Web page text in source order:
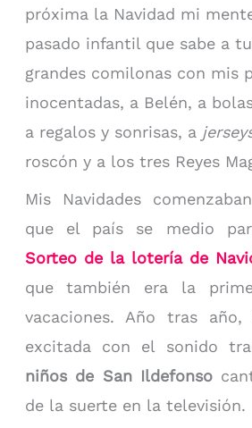
próxima la Navidad mi
pasado infantil que sabe a
grandes comilonas con mis
inocentadas, a Belén, a
a regalos y sonrisas, a
roscón y a los tres Reyes
Mis Navidades
que el país se medio
Sorteo de la lotería de
que también era la
vacaciones. Año tras año,
excitada con el sonido
niños de San Ildefonso
de la suerte en la televisión.